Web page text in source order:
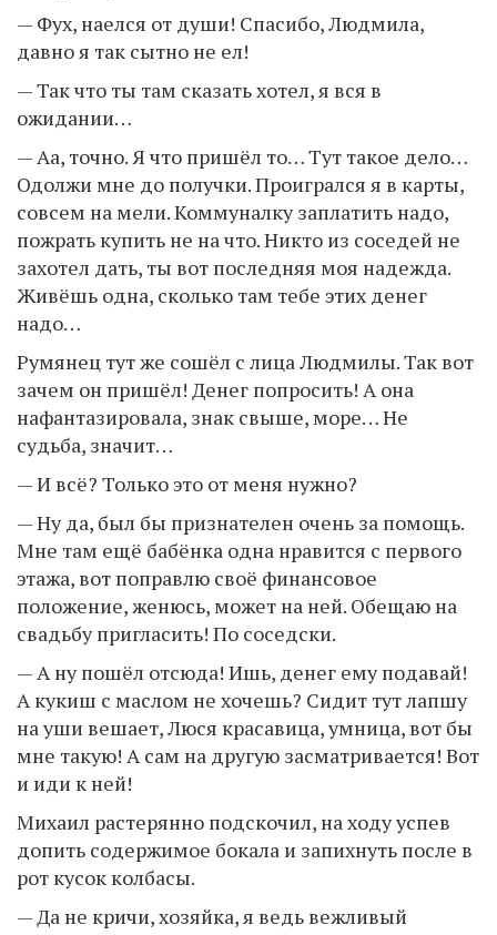
— Фух, наелся от души! Спасибо, Людмила,
давно я так сытно не ел!
— Так что ты там сказать хотел, я вся в
ожидании…
— Аа, точно. Я что пришёл то… Тут такое дело…
Одолжи мне до получки. Проигрался я в карты,
совсем на мели. Коммуналку заплатить надо,
пожрать купить не на что. Никто из соседей не
захотел дать, ты вот последняя моя надежда.
Живёшь одна, сколько там тебе этих денег
надо…
Румянец тут же сошёл с лица Людмилы. Так вот
зачем он пришёл! Денег попросить! А она
нафантазировала, знак свыше, море… Не
судьба, значит…
— И всё? Только это от меня нужно?
— Ну да, был бы признателен очень за помощь.
Мне там ещё бабёнка одна нравится с первого
этажа, вот поправлю своё финансовое
положение, женюсь, может на ней. Обещаю на
свадьбу пригласить! По соседски.
— А ну пошёл отсюда! Ишь, денег ему подавай!
А кукиш с маслом не хочешь? Сидит тут лапшу
на уши вешает, Люся красавица, умница, вот бы
мне такую! А сам на другую засматривается! Вот
и иди к ней!
Михаил растерянно подскочил, на ходу успев
допить содержимое бокала и запихнуть после в
рот кусок колбасы.
— Да не кричи, хозяйка, я ведь вежливый